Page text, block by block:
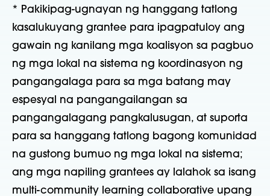
* Pakikipag-ugnayan ng hanggang tatlong
kasalukuyang grantee para ipagpatuloy ang
gawain ng kanilang mga koalisyon sa pagbuo
ng mga lokal na sistema ng koordinasyon ng
pangangalaga para sa mga batang may
espesyal na pangangailangan sa
pangangalagang pangkalusugan, at suporta
para sa hanggang tatlong bagong komunidad
na gustong bumuo ng mga lokal na sistema;
ang mga napiling grantees ay lalahok sa isang
multi-community learning collaborative upang